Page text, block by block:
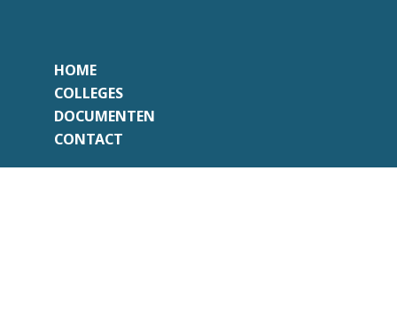
HOME
COLLEGES
DOCUMENTEN
CONTACT